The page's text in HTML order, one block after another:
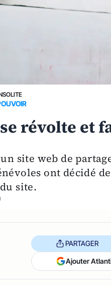
révolte et
site web de
ont décidé
site.
PARTAGER
Ajouter